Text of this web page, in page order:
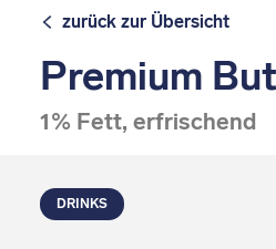
zurück zur Übersicht
Premium
1% Fett, erfrischend
DRINKS